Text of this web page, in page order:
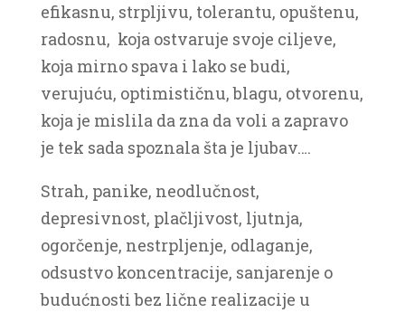
efikasnu, strpljivu, tolerantu, opuštenu,
radosnu, koja ostvaruje svoje ciljeve,
koja mirno spava i lako se budi,
verujuću, optimističnu, blagu, otvorenu,
koja je mislila da zna da voli a zapravo
je tek sada spoznala šta je ljubav….
Strah, panike, neodlučnost,
depresivnost, plačljivost, ljutnja,
ogorčenje, nestrpljenje, odlaganje,
odsustvo koncentracije, sanjarenje o
budućnosti bez lične realizacije u